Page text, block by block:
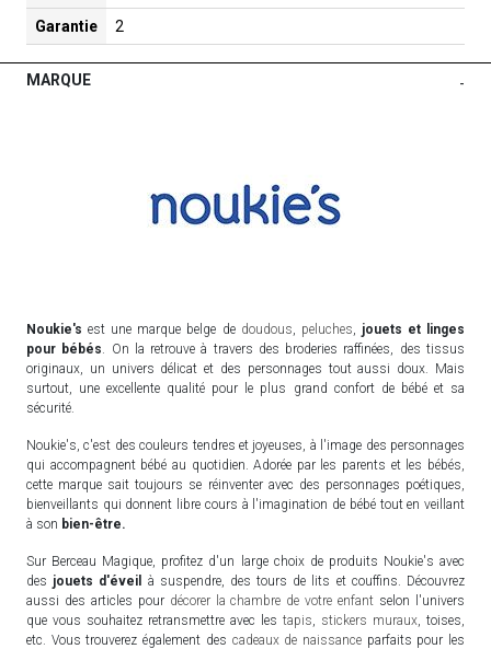
Garantie 2
MARQUE -
Noukie's est une marque belge de doudous peluches
jouets et linges
pour bébés . On la retrouve à travers des broderies raffinées, des tissus
originaux, un univers délicat et des personnages tout aussi doux. Mais
surtout, une excellente qualité pour le plus grand confort de bébé et sa
sécurité.
Noukie's, c'est des couleurs tendres et joyeuses, à l'image des personnages
qui accompagnent bébé au quotidien. Adorée par les parents et les bébés,
cette marque sait toujours se réinventer avec des personnages poétiques,
bienveillants qui donnent libre cours à l'imagination de bébé tout en veillant
à son bien-être.
Sur Berceau Magique, profitez d'un large choix de produits Noukie's avec
des jouets d'éveil
à suspendre, des tours de lits et couffins. Découvrez
aussi des articles pour décorer la chambre de votre enfant selon l'univers
que vous souhaitez retransmettre avec les tapis stickers muraux , toises,
etc. Vous trouverez également des cadeaux de naissanceparfaits pour les